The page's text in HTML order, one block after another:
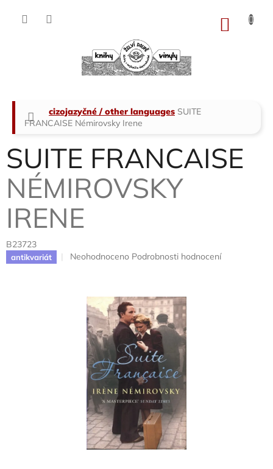
Domů
cizojazyčné / other languages SUITE
FRANCAISE Némirovsky Irene
SUITE FRANCAISE
NÉMIROVSKY
IRENE
B23723
antikvariát
Průměrné
hvězdiček.
Neohodnoceno Podrobnosti hodnocení